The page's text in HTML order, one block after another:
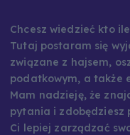
Chcesz wiedzieć kto
Tutaj postaram się
związane z hajsem,
podatkowym, a także
Mam nadzieję, że
pytania i zdobędziesz
Ci lepiej zarządzać